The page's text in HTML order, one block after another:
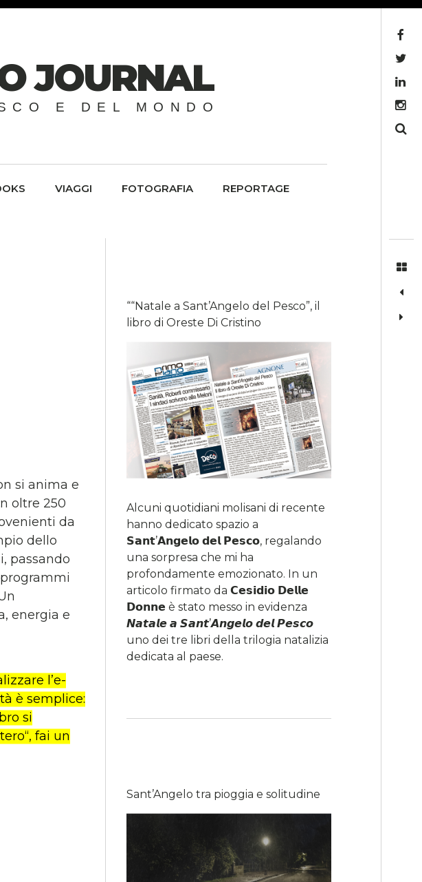
JOURNAL
E DEL MONDO
VIAGGI FOTOGRAFIA REPORTAGE
si anima e
oltre 250
da
dello
passando
energia e
l’e-
è semplice:
si
fai un
““Natale a Sant’Angelo del Pesco”, il
libro di Oreste Di Cristino
Alcuni quotidiani molisani di recente
hanno dedicato spazio a
𝗦𝗮𝗻𝘁’𝗔𝗻𝗴𝗲𝗹𝗼 𝗱𝗲𝗹 𝗣𝗲𝘀𝗰𝗼, regalando
una sorpresa che mi ha
profondamente emozionato. In un
articolo firmato da 𝗖𝗲𝘀𝗶𝗱𝗶𝗼 𝗗𝗲𝗹𝗹𝗲
𝗗𝗼𝗻𝗻𝗲 è stato messo in evidenza
𝙉𝙖𝙩𝙖𝙡𝙚 𝙖 𝙎𝙖𝙣𝙩’𝘼𝙣𝙜𝙚𝙡𝙤 𝙙𝙚𝙡 𝙋𝙚𝙨𝙘𝙤
uno dei tre libri della trilogia natalizia
dedicata al paese.
Sant’Angelo tra pioggia e solitudine